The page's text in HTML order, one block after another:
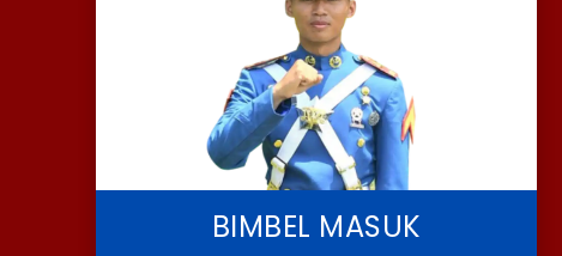
BIMBEL MASUK